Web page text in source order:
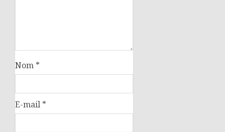
Nom *
E-mail *